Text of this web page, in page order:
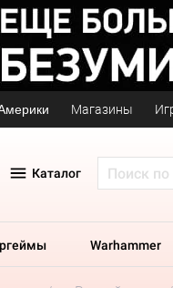
Магазины
Каталог
Warhammer